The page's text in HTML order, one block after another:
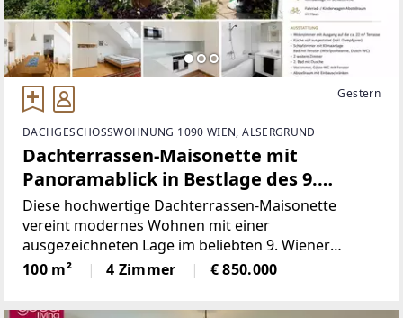
Gestern
DACHGESCHOSSWOHNUNG 1090 WIEN, ALSERGRUND
Dachterrassen-Maisonette mit
Panoramablick in Bestlage des 9.
Bezirks – Nähe Lycée Français
Diese hochwertige Dachterrassen-Maisonette
vereint modernes Wohnen mit einer
ausgezeichneten Lage im beliebten 9. Wiener
Gemeindebezirk. In unmittelbarer Nähe zum Lycée
Français und mit der Straßenbahnlinie D direkt vor
100 m² 4 Zimmer € 850.000